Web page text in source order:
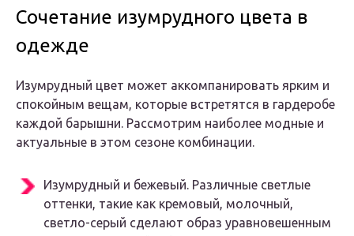
Сочетание изумрудного цвета в
одежде
Изумрудный цвет может аккомпанировать ярким и
спокойным вещам, которые встретятся в гардеробе
каждой барышни. Рассмотрим наиболее модные и
актуальные в этом сезоне комбинации.
Изумрудный и бежевый. Различные светлые
оттенки, такие как кремовый, молочный,
светло-серый сделают образ уравновешенным